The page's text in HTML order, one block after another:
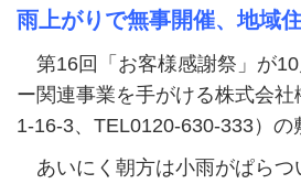
雨上がりで無事開催、地域
第16回「お客様感謝祭」が
ー関連事業を手がける株式会
1-16-3、TEL0120-630-333）の
あいにく朝方は小雨がぱらつ